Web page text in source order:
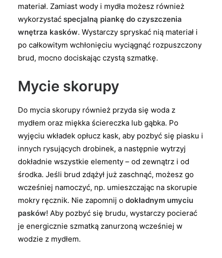
materiał. Zamiast wody i mydła możesz również
wykorzystać specjalną piankę do czyszczenia
wnętrza kasków. Wystarczy spryskać nią materiał i
po całkowitym wchłonięciu wyciągnąć rozpuszczony
brud, mocno dociskając czystą szmatkę.
Mycie skorupy
Do mycia skorupy również przyda się woda z
mydłem oraz miękka ściereczka lub gąbka. Po
wyjęciu wkładek opłucz kask, aby pozbyć się piasku i
innych rysujących drobinek, a następnie wytrzyj
dokładnie wszystkie elementy – od zewnątrz i od
środka. Jeśli brud zdążył już zaschnąć, możesz go
wcześniej namoczyć, np. umieszczając na skorupie
mokry ręcznik. Nie zapomnij o dokładnym umyciu
pasków! Aby pozbyć się brudu, wystarczy pocierać
je energicznie szmatką zanurzoną wcześniej w
wodzie z mydłem.